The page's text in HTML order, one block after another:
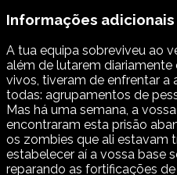
Informações adicionais
A tua equipa sobreviveu ao
além de lutarem
vivos, tiveram de enfrentar a
todas: agrupamentos de
Mas há uma semana, a
encontraram esta prisão
os zombies que ali estavam
estabelecer aí a vossa base
reparando as fortificações